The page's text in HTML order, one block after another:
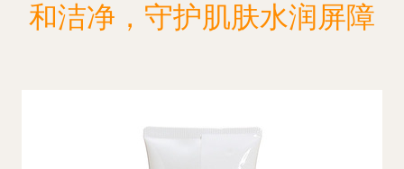
和洁净，守护肌肤水润屏障